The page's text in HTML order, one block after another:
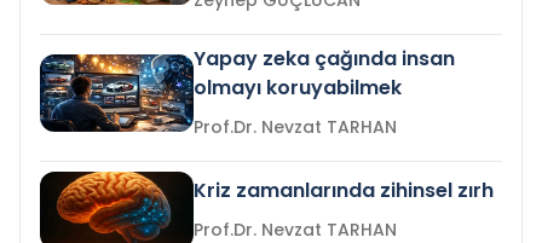
Yapay zeka çağında insan
olmayı koruyabilmek
Prof.Dr. Nevzat TARHAN
Kriz zamanlarında zihinsel zırh
Prof.Dr. Nevzat TARHAN